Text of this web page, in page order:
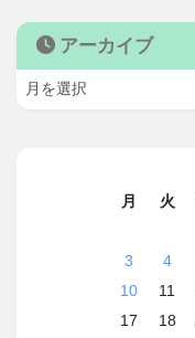
アーカイブ
月
火
3
4
10
11
17
18